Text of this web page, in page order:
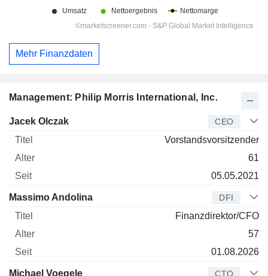
Management: Philip Morris International, Inc.
Manager Titel
Jacek Olczak CEO
Vorstandsvorsitzender
61
05.05.2021
Massimo Andolina DFI
Finanzdirektor/CFO
57
01.08.2026
Michael Voegele CTO
Mehr Finanzdaten